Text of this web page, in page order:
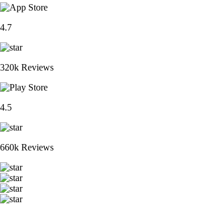
4.7
320k Reviews
4.5
660k Reviews